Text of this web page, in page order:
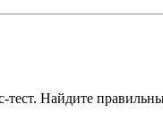
тест. Найдите